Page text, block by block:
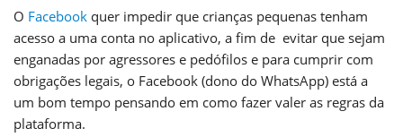
O Facebook quer impedir que crianças pequenas tenham
acesso a uma conta no aplicativo, a fim de evitar que sejam
enganadas por agressores e pedófilos e para cumprir com
obrigações legais, o Facebook (dono do WhatsApp) está a
um bom tempo pensando em como fazer valer as regras da
plataforma.